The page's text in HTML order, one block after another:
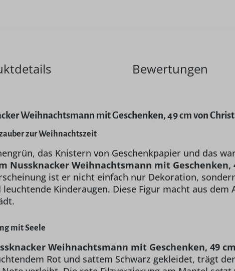
Bewertungen
Weihnachtsmann mit Geschenken, 49 cm von
zur Weihnachtszeit
das Knistern von Geschenkpapier und das
Nussknacker Weihnachtsmann mit
ist er nicht einfach nur Dekoration,
Kinderaugen. Diese Figur macht aus
mit Seele
Weihnachtsmann mit Geschenken, 49
Rot und sattem Schwarz gekleidet, trägt